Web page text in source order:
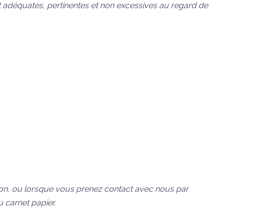
pertinentes et non excessives au regard de
ou lorsque vous prenez contact avec nous par
carnet papier.